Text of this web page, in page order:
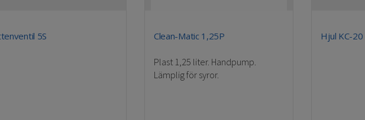
5S Clean-Matic 1,25P
Plast 1,25 liter. Handpump.
Lämplig för syror.
Hjul KC-20